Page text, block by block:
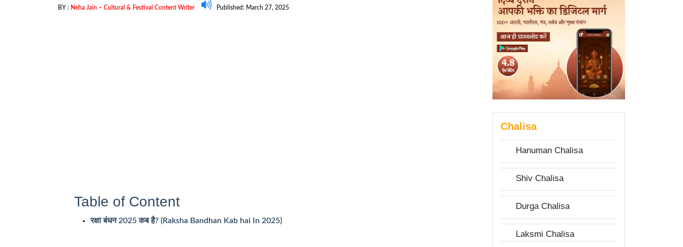
BY : Neha Jain – Cultural & Festival Content Writer Published: March 27, 2025
Table of Content
रक्षा बंधन 2025 कब है? (Raksha Bandhan Kab hai In 2025)
Chalisa
Hanuman Chalisa
Shiv Chalisa
Durga Chalisa
Laksmi Chalisa